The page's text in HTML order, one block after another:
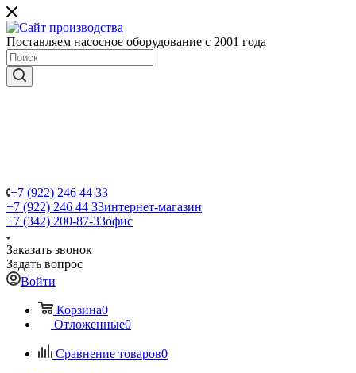
Поставляем насосное оборудование с 2001 года
+7 (922) 246 44 33
+7 (922) 246 44 33интернет-магазин
+7 (342) 200-87-33офис
Заказать звонок
Задать вопрос
Войти
Корзина0
Отложенные0
Сравнение товаров0